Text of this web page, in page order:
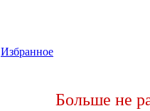
Избранное
Больше не